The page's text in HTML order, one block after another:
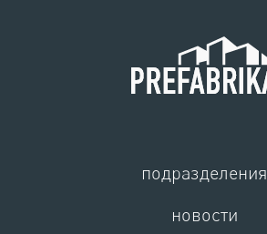
подразделения
новости